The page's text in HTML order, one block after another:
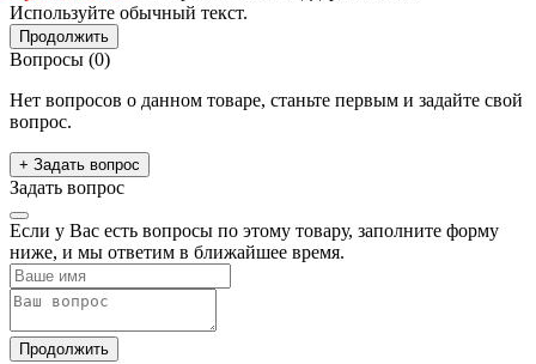
Используйте обычный текст.
Продолжить
Вопросы (0)
Нет вопросов о данном товаре, станьте первым и задайте свой
вопрос.
+ Задать вопрос
Задать вопрос
Если у Вас есть вопросы по этому товару, заполните форму
ниже, и мы ответим в ближайшее время.
Продолжить